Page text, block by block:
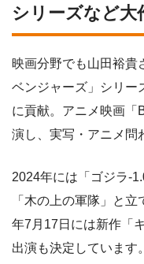
シリーズなど大
映画分野でも山田裕貴
ベンジャーズ」シリー
に貢献。アニメ映画「
演し、実写・アニメ問
2024年には「ゴジラ-
「木の上の軍隊」と
年7月17日には新作「
出演も決定しています